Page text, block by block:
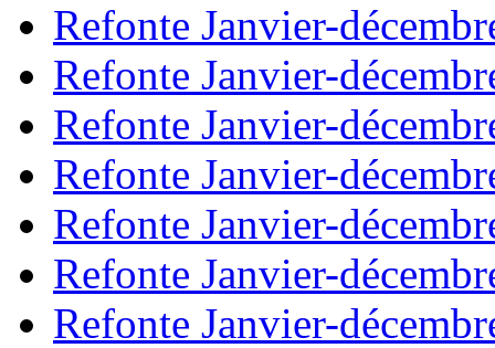
Refonte Janvier-
Refonte Janvier-
Refonte Janvier-
Refonte Janvier-
Refonte Janvier-
Refonte Janvier-
Refonte Janvier-